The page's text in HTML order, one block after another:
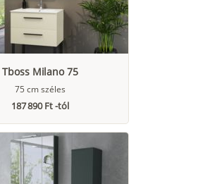
Tboss Milano 75
75 cm széles
187 890 Ft -tól